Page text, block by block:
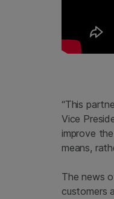
“This
Vice
improve
means,
The news
customers